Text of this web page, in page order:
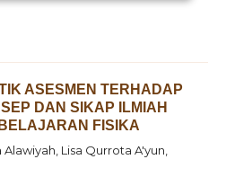
ASESMEN TERHADAP
DAN SIKAP ILMIAH
FISIKA
Lisa Qurrota A'yun,